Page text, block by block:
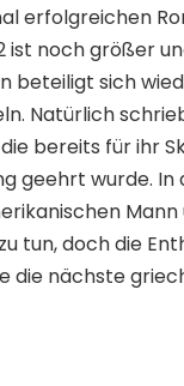
erfolgreichen
ist noch größer
beteiligt sich
Natürlich
bereits für ihr
geehrt wurde. In
tun, doch die
nächste